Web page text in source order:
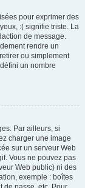
pour exprimer des
:( signifie triste. La
de message.
rendre un
ou simplement
un nombre
Par ailleurs, si
charger une image
sur un serveur Web
Vous ne pouvez pas
Web public) ni des
exemple : boîtes